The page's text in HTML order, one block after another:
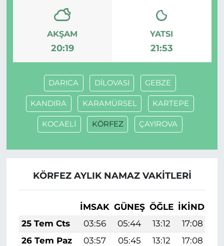
AKŞAM
20:19
YATSI
21:53
DARICA DİLOVASI GEBZE
KANDIRA KARAMÜRSEL KARTEPE
KOCAELİ KÖRFEZ ÇAYIROVA
KÖRFEZ AYLIK NAMAZ VAKITLERI
İMSAK GÜNEŞ ÖĞLE İKINDI
25 Tem Cts
03:56 05:44 13:12 17:08
26 Tem Paz
03:57 05:45 13:12 17:08